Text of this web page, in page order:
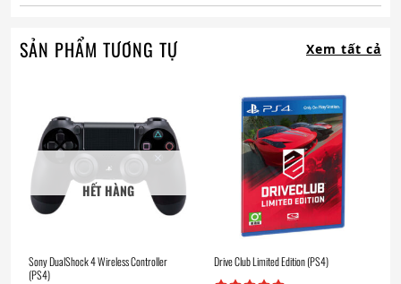
SẢN PHẨM TƯƠNG TỰ Xem tất cả
HẾT HÀNG
Sony DualShock 4 Wireless Controller
(PS4)
Drive Club Limited Edition (PS4)